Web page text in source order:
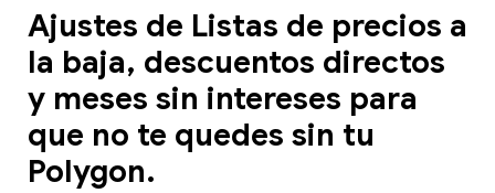
Ajustes de Listas de precios a
la baja, descuentos directos
y meses sin intereses para
que no te quedes sin tu
Polygon.